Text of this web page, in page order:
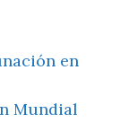
en
Mundial